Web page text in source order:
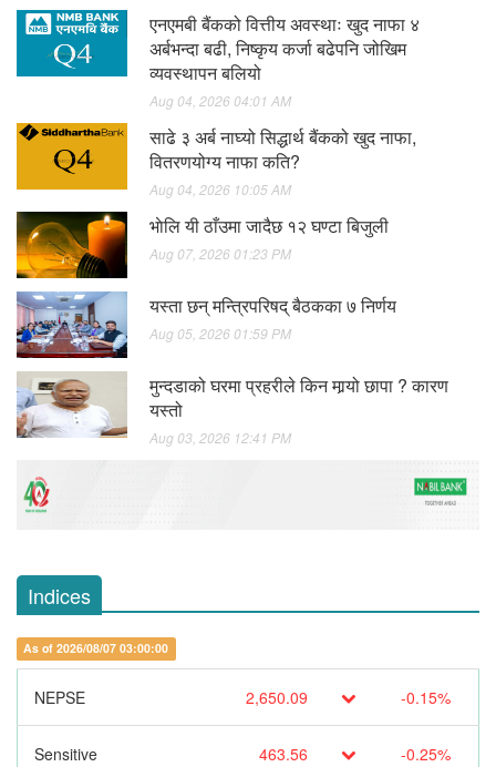
एनएमबी बैंकको वित्तीय अवस्थाः खुद नाफा ४
अर्बभन्दा बढी, निष्कृय कर्जा बढेपनि जोखिम
व्यवस्थापन बलियो
Aug 04, 2026 04:01 AM
साढे ३ अर्ब नाघ्यो सिद्धार्थ बैंकको खुद नाफा,
वितरणयोग्य नाफा कति?
Aug 04, 2026 10:05 AM
भाेलि यी ठाँउमा जादैछ १२ घण्टा बिजुली
Aug 07, 2026 01:23 PM
यस्ता छन् मन्त्रिपरिषद् बैठकका ७ निर्णय
Aug 05, 2026 01:59 PM
मुन्दडाको घरमा प्रहरीले किन मार्‍यो छापा ? कारण
यस्तो
Aug 03, 2026 12:41 PM
Indices
As of 2026/08/07 03:00:00
NEPSE 2,650.09 -0.15%
Sensitive 463.56 -0.25%